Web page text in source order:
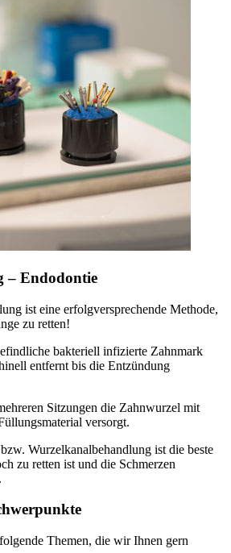
– Endodontie
ist eine erfolgversprechende Methode,
zu retten!
bakteriell infizierte Zahnmark
entfernt bis die Entzündung
Sitzungen die Zahnwurzel mit
versorgt.
Wurzelkanalbehandlung ist die beste
zu retten ist und die Schmerzen
Themen, die wir Ihnen gern